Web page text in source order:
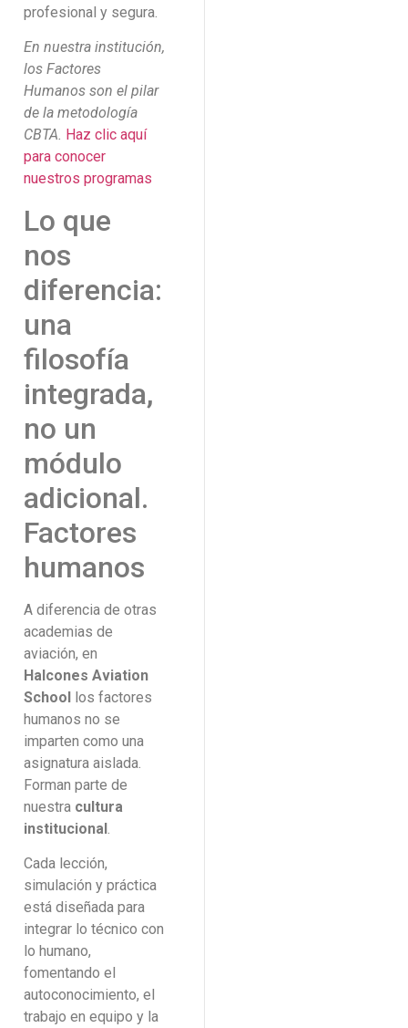
profesional y segura.
En nuestra institución,
los Factores
Humanos son el pilar
de la metodología
CBTA. Haz clic aquí
para conocer
nuestros programas
Lo que
nos
diferencia:
una
filosofía
integrada,
no un
módulo
adicional.
Factores
humanos
A diferencia de otras
academias de
aviación, en
Halcones Aviation
School los factores
humanos no se
imparten como una
asignatura aislada.
Forman parte de
nuestra cultura
institucional
Cada lección,
simulación y práctica
está diseñada para
integrar lo técnico con
lo humano,
fomentando el
autoconocimiento, el
trabajo en equipo y la